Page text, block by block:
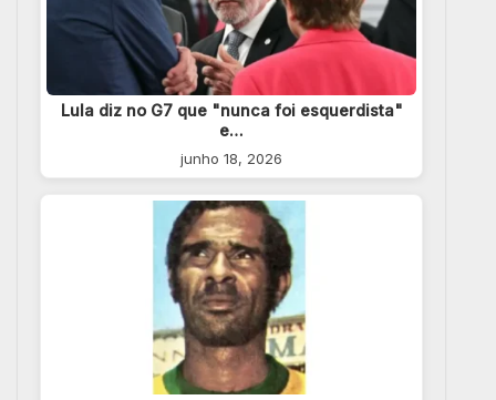
Lula diz no G7 que "nunca foi esquerdista"
e…
junho 18, 2026